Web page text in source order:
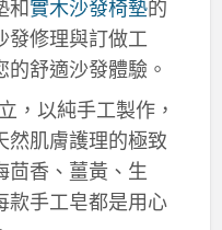
和實木沙發椅墊的
發修理與訂做工
舒適沙發體驗。
，以純手工製作，
然肌膚護理的極致
茴香、薑黃、生
款手工皂都是用心